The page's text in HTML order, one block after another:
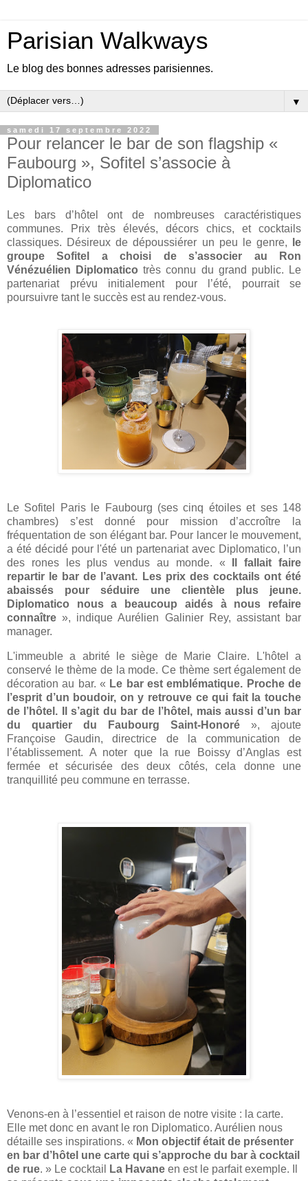
Parisian Walkways
Le blog des bonnes adresses parisiennes.
▼
samedi 17 septembre 2022
Pour relancer le bar de son flagship «
Faubourg », Sofitel s’associe à
Diplomatico
Les bars d’hôtel ont de nombreuses caractéristiques
communes. Prix très élevés, décors chics, et cocktails
classiques. Désireux de dépoussiérer un peu le genre,
le
groupe Sofitel a choisi de s’associer au Ron
Vénézuélien Diplomatico très connu du grand public. Le
partenariat prévu initialement pour l’été, pourrait se
poursuivre tant le succès est au rendez-vous.
Le Sofitel Paris le Faubourg (ses cinq étoiles et ses 148
chambres) s’est donné pour mission d’accroître la
fréquentation de son élégant bar. Pour lancer le mouvement,
a été décidé pour l'été un partenariat avec Diplomatico, l’un
des rones les plus vendus au monde. «
Il fallait faire
repartir le bar de l’avant. Les prix des cocktails ont été
abaissés pour séduire une clientèle plus jeune.
Diplomatico nous a beaucoup aidés à nous refaire
connaître », indique Aurélien Galinier Rey, assistant bar
manager.
L'immeuble a abrité le siège de Marie Claire. L'hôtel a
conservé le thème de la mode. Ce thème sert également de
décoration au bar. « Le bar est emblématique. Proche de
l’esprit d’un boudoir, on y retrouve ce qui fait la touche
de l’hôtel. Il s’agit du bar de l’hôtel, mais aussi d’un bar
du quartier du Faubourg Saint-Honoré », ajoute
Françoise Gaudin, directrice de la communication de
l’établissement. A noter que la rue Boissy d’Anglas est
fermée et sécurisée des deux côtés, cela donne une
tranquillité peu commune en terrasse.
Venons-en à l’essentiel et raison de notre visite : la carte.
Elle met donc en avant le ron Diplomatico. Aurélien nous
détaille ses inspirations. « Mon objectif était de présenter
en bar d’hôtel une carte qui s’approche du bar à cocktail
de rue. » Le cocktail La Havane en est le parfait exemple. Il